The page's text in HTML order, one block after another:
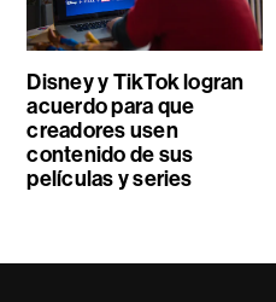
Disney y TikTok logran
acuerdo para que
creadores usen
contenido de sus
películas y series